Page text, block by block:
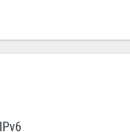
IPv6